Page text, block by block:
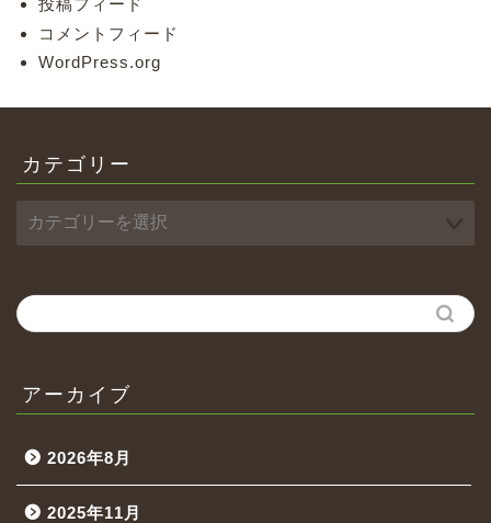
投稿フィード
コメントフィード
WordPress.org
カテゴリー
アーカイブ
2026年8月
2025年11月